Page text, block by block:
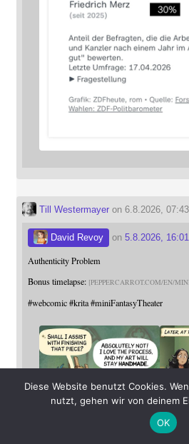
Till Westermayeron 6.8.2026,
David Revoy on 5.8.2026,
Authenticity Problem
Bonus timelapse: PEPPERCARROT.COM/EN/
#webcomic #krita #miniFantasyTheater
Diese Website benutzt Cookies.
nutzt, gehen wir von deinem
OK